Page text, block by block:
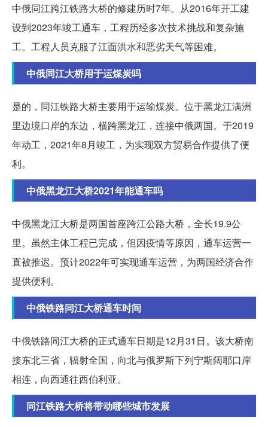
中俄同江跨江铁路大桥的修建历时7年。从2016年开工建
设到2023年竣工通车，工程历经多次技术挑战和复杂施
工。工程人员克服了江面洪水和恶劣天气等困难。
中俄同江大桥用于运煤炭吗
是的，同江铁路大桥主要用于运输煤炭。位于黑龙江满洲
里边境口岸的东边，横跨黑龙江，连接中俄两国。于2019
年动工，2021年8月竣工，为实现双方贸易合作提供了便
利。
中俄黑龙江大桥2021年能通车吗
中俄黑龙江大桥是两国首座跨江公路大桥，全长19.9公
里。虽然主体工程已完成，但因疫情等原因，通车运营一
直被推迟。预计2022年可实现通车运营，为两国经济合作
提供便利。
中俄铁路同江大桥通车时间
中俄铁路同江大桥的正式通车日期是12月31日。该大桥南
接东北三省，辐射全国，向北与俄罗斯下列宁斯阔耶口岸
相连，向西通往西伯利亚。
同江铁路大桥将带动哪些城市发展